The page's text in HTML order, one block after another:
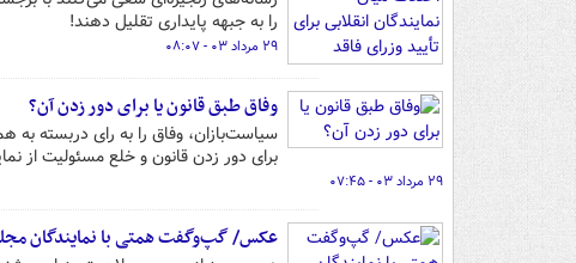
را به جبهه پایداری تقلیل دهند!
۲۹ مرداد ۰۳ - ۰۸:۰۷
وفاق طبق قانون یا برای دور زدن آن؟
سیاست‌بازان، وفاق را به رای دربسته
برای دور زدن قانون و خلع مسئولیت
۲۹ مرداد ۰۳ - ۰۷:۴۵
عکس/ گپ‌وگفت همتی با نمایندگان